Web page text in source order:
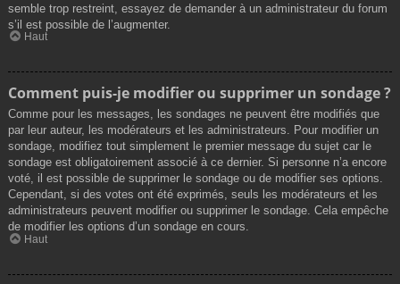
semble trop restreint, essayez de demander à un administrateur du forum
s’il est possible de l’augmenter.
Haut
Comment puis-je modifier ou supprimer un sondage ?
Comme pour les messages, les sondages ne peuvent être modifiés que
par leur auteur, les modérateurs et les administrateurs. Pour modifier un
sondage, modifiez tout simplement le premier message du sujet car le
sondage est obligatoirement associé à ce dernier. Si personne n’a encore
voté, il est possible de supprimer le sondage ou de modifier ses options.
Cependant, si des votes ont été exprimés, seuls les modérateurs et les
administrateurs peuvent modifier ou supprimer le sondage. Cela empêche
de modifier les options d’un sondage en cours.
Haut